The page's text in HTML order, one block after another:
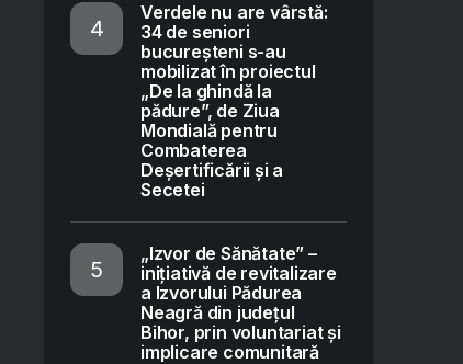
Verdele nu are vârstă:
34 de seniori
bucureșteni s-au
mobilizat în proiectul
„De la ghindă la
pădure”, de Ziua
Mondială pentru
Combaterea
Deșertificării și a
Secetei
„Izvor de Sănătate” –
inițiativă de revitalizare
a Izvorului Pădurea
Neagră din județul
Bihor, prin voluntariat și
implicare comunitară